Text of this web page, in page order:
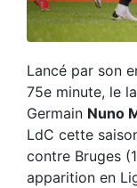
Lancé par son
75e minute, le
Germain Nuno
LdC cette
contre Bruges
apparition en